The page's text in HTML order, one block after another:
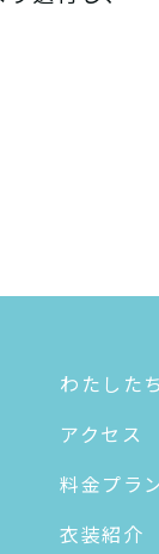
わたした
アクセス
料金プラ
衣装紹介